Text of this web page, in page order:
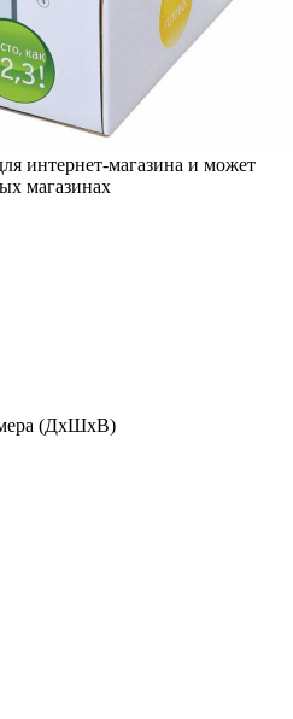
интернет-магазина и может
магазинах
(ДхШхВ)